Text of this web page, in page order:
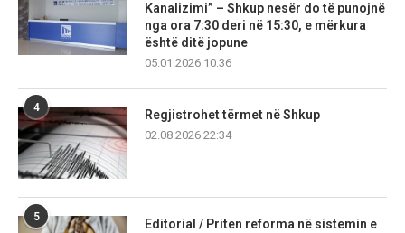
Kanalizimi” – Shkup nesër do të punojnë
nga ora 7:30 deri në 15:30, e mërkura
është ditë jopune
05.01.2026 10:36
4
Regjistrohet tërmet në Shkup
02.08.2026 22:34
5
Editorial / Priten reforma në sistemin e